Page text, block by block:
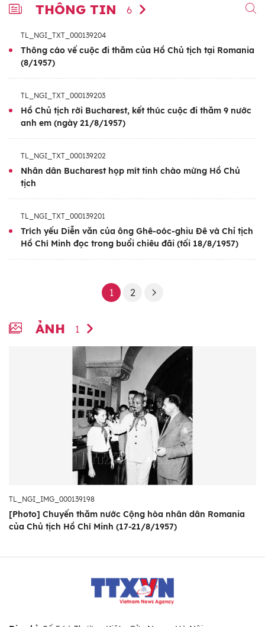
THÔNG TIN 6
TL_NGI_TXT_000139204
Thông cáo vế cuộc đi thăm của Hồ Chủ tịch tại Romania
(8/1957)
TL_NGI_TXT_000139203
Hồ Chủ tịch rời Bucharest, kết thúc cuộc đi thăm 9 nước
anh em (ngày 21/8/1957)
TL_NGI_TXT_000139202
Nhân dân Bucharest họp mít tinh chào mừng Hồ Chủ
tịch
TL_NGI_TXT_000139201
Trích yếu Diễn văn của ông Ghê-oóc-ghiu Đê và Chỉ tịch
Hồ Chí Minh đọc trong buổi chiêu đãi (tối 18/8/1957)
1 2
ẢNH 1
TL_NGI_IMG_000139198
[Photo] Chuyến thăm nước Cộng hòa nhân dân Romania
của Chủ tịch Hồ Chí Minh (17-21/8/1957)